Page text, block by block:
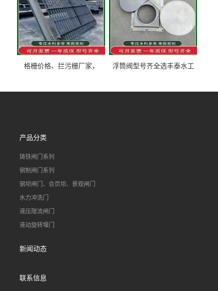
格栅价格、拦污栅厂家，
浮筒阀型号齐全选丰泰水工
道水库电站污水处理钢制闸
产品分类
铸铁闸门系列
钢制闸门系列
钢坝闸门、合页坝、景观闸门
水力冲洗门
液压限流闸门
液动旋转堰门
新闻动态
联系信息